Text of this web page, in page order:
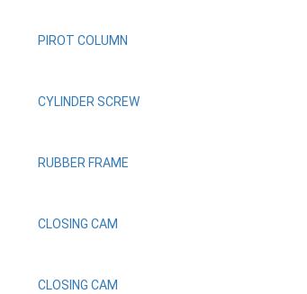
PIROT COLUMN
CYLINDER SCREW
RUBBER FRAME
CLOSING CAM
CLOSING CAM